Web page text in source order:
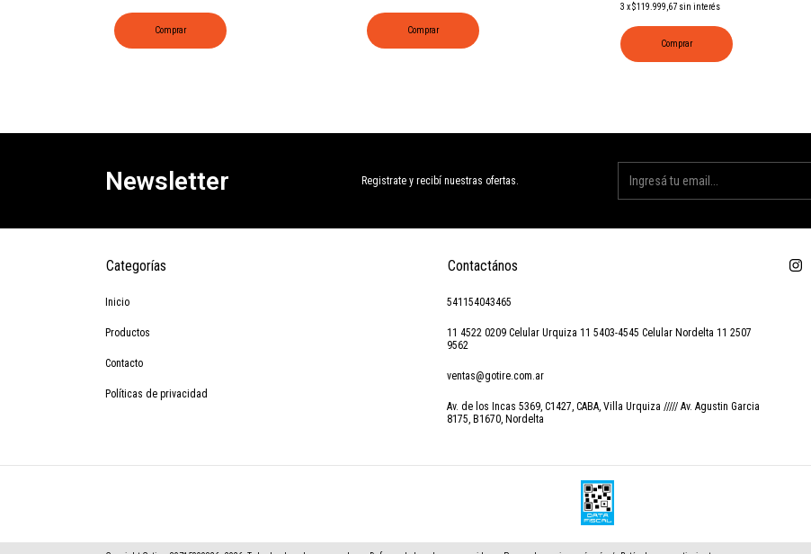
Comprar Comprar
3 x$119.999,67 sin interés
Comprar
Newsletter Registrate y recibí nuestras ofertas.
Categorías
Inicio
Productos
Contacto
Políticas de privacidad
Contactános
541154043465
11 4522 0209 Celular Urquiza 11 5403-4545 Celular Nordelta 11 2507
9562
ventas@gotire.com.ar
Av. de los Incas 5369, C1427, CABA, Villa Urquiza ///// Av. Agustin Garcia
8175, B1670, Nordelta